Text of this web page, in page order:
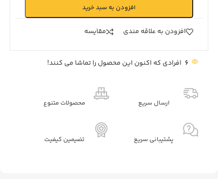
افزودن به سبد خرید
افزودن به علاقه مندی مقايسه
6 افرادی که اکنون این محصول را تماشا می کنند!
ارسال سریع محصولات متنوع
پشتیبانی سریع تضیمین کیفیت